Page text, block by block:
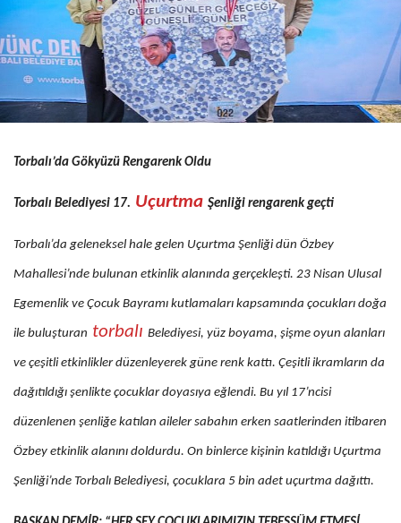
Torbalı’da Gökyüzü Rengarenk Oldu
Torbalı Belediyesi 17. Uçurtma Şenliği rengarenk geçti
Torbalı’da geleneksel hale gelen Uçurtma Şenliği dün Özbey
Mahallesi’nde bulunan etkinlik alanında gerçekleşti. 23 Nisan Ulusal
Egemenlik ve Çocuk Bayramı kutlamaları kapsamında çocukları doğa
ile buluşturan torbalı Belediyesi, yüz boyama, şişme oyun alanları
ve çeşitli etkinlikler düzenleyerek güne renk kattı. Çeşitli ikramların da
dağıtıldığı şenlikte çocuklar doyasıya eğlendi. Bu yıl 17’ncisi
düzenlenen şenliğe katılan aileler sabahın erken saatlerinden itibaren
Özbey etkinlik alanını doldurdu. On binlerce kişinin katıldığı Uçurtma
Şenliği’nde Torbalı Belediyesi, çocuklara 5 bin adet uçurtma dağıttı.